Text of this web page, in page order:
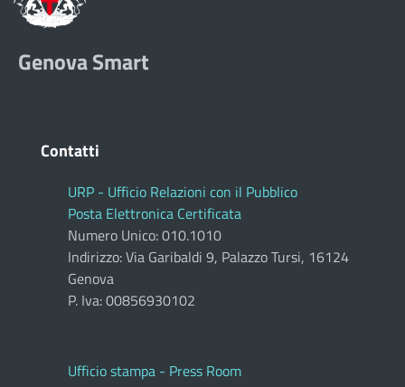
Genova Smart
Contatti
URP - Ufficio Relazioni con il Pubblico
Posta Elettronica Certificata
Numero Unico: 010.1010
Indirizzo: Via Garibaldi 9, Palazzo Tursi, 16124
Genova
P. Iva: 00856930102
Ufficio stampa - Press Room